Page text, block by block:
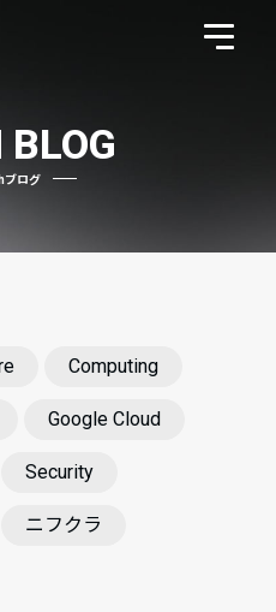
BLOG
ブログ
Computing
Google Cloud
Security
ニフクラ